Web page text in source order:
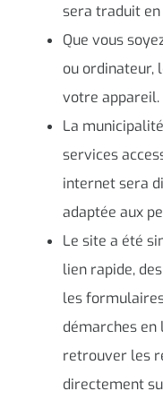
sera traduit
Que vous
ou ordinateur,
votre appareil.
La
services
internet sera
adaptée aux
Le site a été
lien rapide,
les
démarches en
retrouver les
directement